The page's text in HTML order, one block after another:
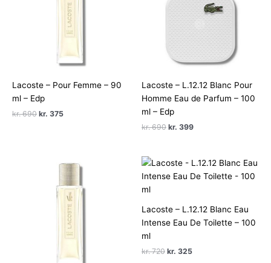
Lacoste – Pour Femme – 90
ml – Edp
kr.690 Den
kr. 375Den
Lacoste – L.12.12 Blanc Pour
Homme Eau de Parfum – 100
ml – Edp
kr.690 Den
kr. 690.
kr. 399Den
kr. 399.
Lacoste – L.12.12 Blanc Eau
Intense Eau De Toilette – 100
ml
kr.720 Den
kr. 325Den